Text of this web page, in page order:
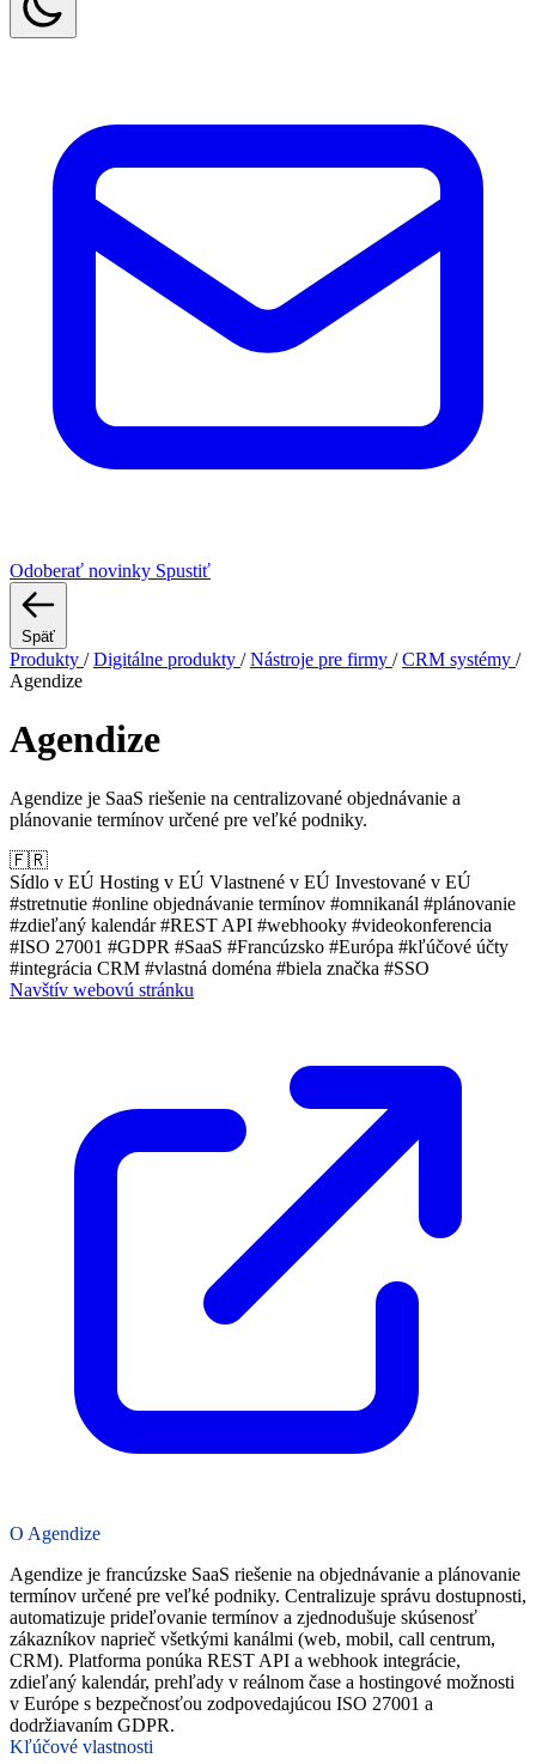
Odoberať novinky Spustiť
Späť
Produkty / Digitálne produkty / Nástroje pre firmy / CRM systémy /
Agendize
Agendize
Agendize je SaaS riešenie na centralizované objednávanie a
plánovanie termínov určené pre veľké podniky.
🇫🇷
Sídlo v EÚ Hosting v EÚ Vlastnené v EÚ Investované v EÚ
#stretnutie #online objednávanie termínov #omnikanál #plánovanie
#zdieľaný kalendár#REST API #webhooky #videokonferencia
#ISO 27001 #GDPR #SaaS #Francúzsko #Európa #kľúčové účty
#integrácia CRM #vlastná doména #biela značka #SSO
Navštív webovú stránku
O Agendize
Agendize je francúzske SaaS riešenie na objednávanie a plánovanie
termínov určené pre veľké podniky. Centralizuje správu dostupnosti,
automatizuje prideľovanie termínov a zjednodušuje skúsenosť
zákazníkov naprieč všetkými kanálmi (web, mobil, call centrum,
CRM). Platforma ponúka REST API a webhook integrácie,
zdieľaný kalendár, prehľady v reálnom čase a hostingové možnosti
v Európe s bezpečnosťou zodpovedajúcou ISO 27001 a
dodržiavaním GDPR.
Kľúčové vlastnosti